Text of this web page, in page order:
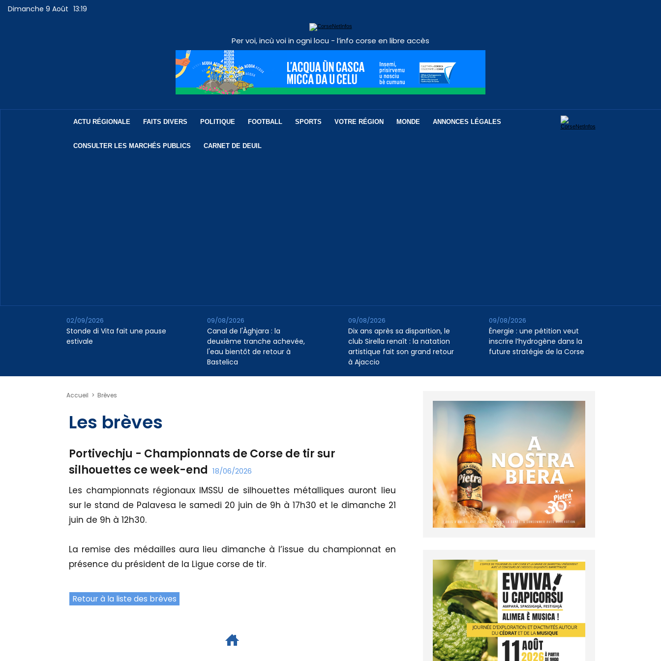
Dimanche 9 Août 13:19
Per voi, incù voi in ogni locu - l’info corse en libre accès
ACTU RÉGIONALE FAITS DIVERS POLITIQUE FOOTBALL SPORTS VOTRE RÉGION MONDE ANNONCES LÉGALES
CONSULTER LES MARCHÉS PUBLICS CARNET DE DEUIL
Stonde di Vita fait une pause
estivale
02/09/2026
Canal de l'Àghjara : la
deuxième tranche achevée,
l'eau bientôt de retour à
Bastelica
09/08/2026
Dix ans après sa disparition, le
club Sirella renaît : la natation
artistique fait son grand retour
à Ajaccio
09/08/2026
Énergie : une pétition veut
inscrire l’hydrogène dans la
future stratégie de la Corse
09/08/2026
Accueil > Brèves
Les brèves
Portivechju - Championnats de Corse de tir sur
silhouettes ce week-end 18/06/2026
Les championnats régionaux IMSSU de silhouettes métalliques auront lieu
sur le stand de Palavesa le samedi 20 juin de 9h à 17h30 et le dimanche 21
juin de 9h à 12h30.
La remise des médailles aura lieu dimanche à l’issue du championnat en
présence du président de la Ligue corse de tir.
Retour à la liste des brèves